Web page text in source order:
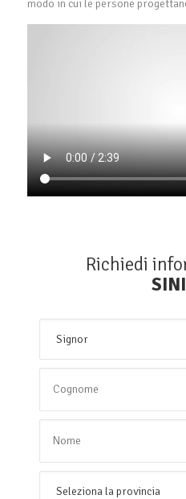
modo in cui le persone
Richiedi